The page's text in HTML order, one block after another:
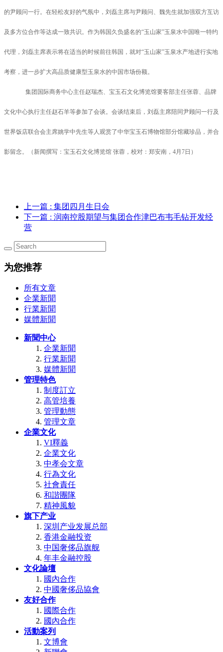
的尹顾问一行。在轻松友好的气氛中，刘磊主席与尹顾问、魏先生就加强双方互访
及多方位合作等达成一致共识。作为韩国久负盛名的“玉山家”玉泉水中国唯一特约
代理，刘磊主席表示将在适当的时候前往韩国，就对“玉山家”玉泉水产地进行实地
考察，进一步扩大高品质健康型玉泉水的中国市场份额。
集团国际商务中心主任赵瑞杰、宝玉石文化博览馆要客部主任张蓉、品牌
文化中心执行主任赵石羊等参加了会谈。会谈结束后，刘磊主席陪同尹顾问一行及
世界饭店联合会主席姚学中先生等人观赏了中华宝玉石博物馆部分馆藏珍品，并合
影留念。（新闻撰写：宝玉石文化博览馆 张蓉，校对：郑安南，4月7日）
上一篇 : 集团四月生日会
下一篇 : 润南控股期望与集团合作津巴布韦毛钻开发经
营
为您推荐
所有文章
企業新聞
行業新聞
媒體新聞
新聞中心
企業新聞
行業新聞
媒體新聞
管理特色
制度訂立
高管培養
管理動態
管理文章
企業文化
VI釋義
企業文化
中孝会文章
行為文化
社會責任
和諧團隊
精神風貌
旗下产业
深圳产业发展总部
香港金融投资
中国奢侈品旗舰
年丰金融控股
文化論壇
國內合作
中國奢侈品協會
友好合作
國際合作
國內合作
活動案列
文博會